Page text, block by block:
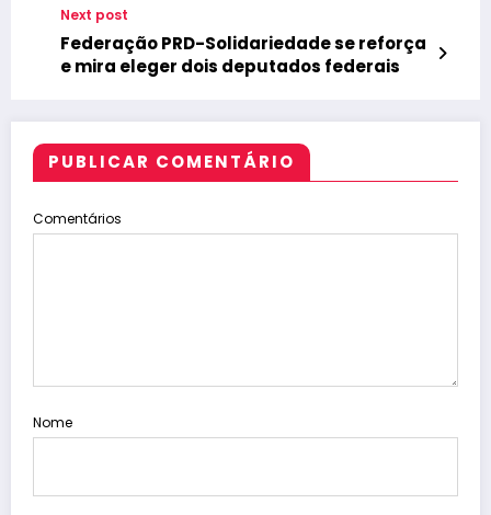
Next post
Federação PRD-Solidariedade se reforça
e mira eleger dois deputados federais
PUBLICAR COMENTÁRIO
Comentários
Nome